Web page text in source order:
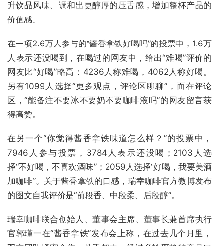
升饮品风味、调和出更醇厚的压舌感，增加整杯产品的
价值感。
在一项2.6万人参与的“酱香拿铁好喝吗”的投票中，1.6万
人表示还没喝到，在喝过的网友中，给出“难喝”评价的
网友比“好喝”略高：4236人称难喝，4062人称好喝。
另有1099人选择“更多观点，评论区聊聊”，而在评论
区，“能备注不要冰不要奶不要咖啡液吗”的网友留言获
得高赞。
在另一个“你觉得酱香拿铁味道怎么样？”的投票中，
7946人参与投票，3784人表示还没喝；2103人选
择“不好喝，不喜欢酒味”；2059人选择“好喝，我要美酒
加咖啡”。关于酱香拿铁的口感，瑞幸咖啡官方微博发布
的图文自我评价是“前段香、中段柔、后段醇”。
瑞幸咖啡联合创始人、董事会主席、董事长兼首席执行
官郭瑾一在“酱香拿铁”发布会上称，在过去几个月里，